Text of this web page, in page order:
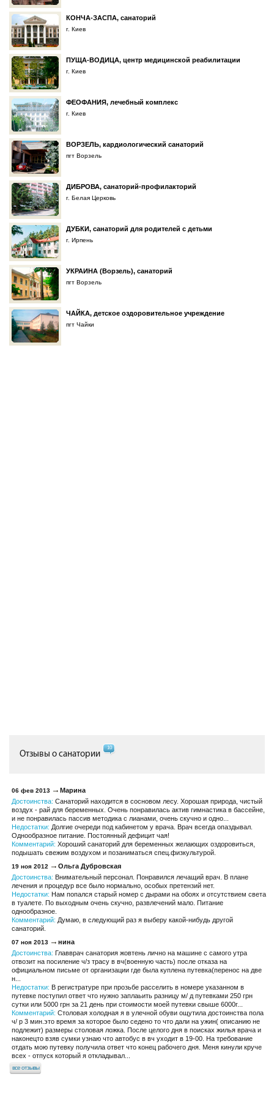
КОНЧА-ЗАСПА, санаторий
г. Киев
ПУЩА-ВОДИЦА, центр медицинской реабилитации
г. Киев
ФЕОФАНИЯ, лечебный комплекс
г. Киев
ВОРЗЕЛЬ, кардиологический санаторий
пгт Ворзель
ДИБРОВА, санаторий-профилакторий
г. Белая Церковь
ДУБКИ, санаторий для родителей с детьми
г. Ирпень
УКРАИНА (Ворзель), санаторий
пгт Ворзель
ЧАЙКА, детское оздоровительное учреждение
пгт Чайки
Отзывы о санатории
10
06 фев 2013
Марина
Достоинства: Санаторий находится в сосновом лесу. Хорошая природа, чистый
воздух - рай для беременных. Очень понравилась актив гимнастика в бассейне,
и не понравилась пассив методика с лианами, очень скучно и одно...
Недостатки: Долгие очереди под кабинетом у врача. Врач всегда опаздывал.
Однообразное питание. Постоянный дефицит чая!
Комментарий: Хороший санаторий для беременных желающих оздоровиться,
подышать свежим воздухом и позаниматься спец.физкультурой.
19 ноя 2012
Ольга Дубровская
Достоинства: Внимательный персонал. Понравился лечащий врач. В плане
лечения и процедур все было нормально, особых претензий нет.
Недостатки: Нам попался старый номер с дырами на обоях и отсутствием света
в туалете. По выходным очень скучно, развлечений мало. Питание
однообразное.
Комментарий: Думаю, в следующий раз я выберу какой-нибудь другой
санаторий.
07 ноя 2013
нина
Достоинства: Главврач санатория жовтень лично на машине с самого утра
отвозит на посиление ч/з трасу в вч(военную часть) после отказа на
официальном письме от организации где была куплена путевка(перенос на две
н...
Недостатки: В регистратуре при прозьбе расселить в номере указанном в
путевке поступил ответ что нужно заплаьить разницу м/ д путевками 250 грн
сутки или 5000 грн за 21 день при стоимости моей путевки свыше 6000г...
Комментарий: Столовая холодная я в улечной обуви ощутила достоинства пола
ч/ р 3 мин.это время за которое было седено то что дали на ужин( описанию не
подлежит) размеры столовая ложка. После целого дня в поисках жилья врача и
наконецто взяв сумки узнаю что автобус в вч уходит в 19-00. На требование
отдать мою путевку получила ответ что конец рабочего дня. Меня кинули круче
всех - отпуск который я откладывал...
все отзывы